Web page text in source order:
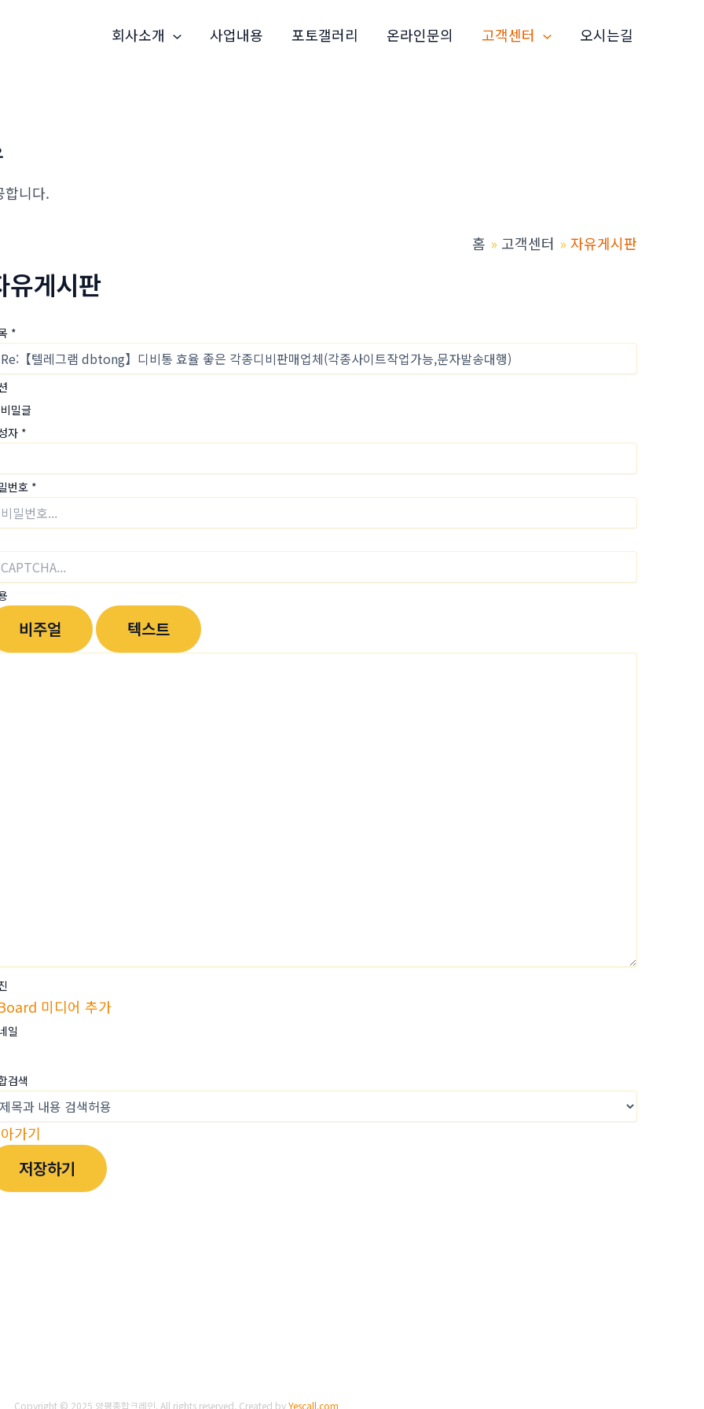
회사소개 사업내용 포토갤러리 온라인문의 고객센터 오시는길
합니다.
홈 고객센터 자유게시판
유게시판
*
비밀글
자 *
번호 *
비주얼 텍스트
미디어 추가
일
검색
가기
저장하기
Copyright © 2025 양평종합크레인. All rights reserved. Created byYescall.com